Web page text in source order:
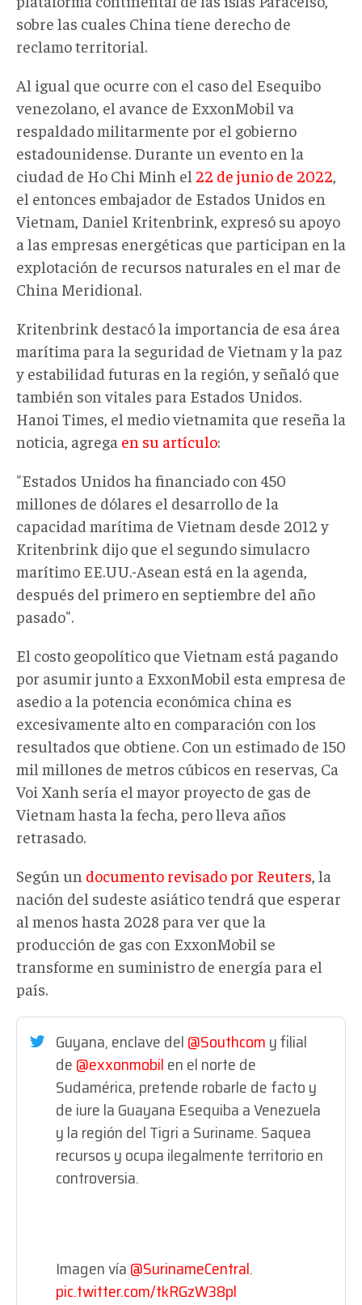
sobre las cuales China tiene derecho de
reclamo territorial.
Al igual que ocurre con el caso del Esequibo
venezolano, el avance de ExxonMobil va
respaldado militarmente por el gobierno
estadounidense. Durante un evento en la
ciudad de Ho Chi Minh el 22 de junio de 2022
el entonces embajador de Estados Unidos en
Vietnam, Daniel Kritenbrink, expresó su apoyo
a las empresas energéticas que participan en la
explotación de recursos naturales en el mar de
China Meridional.
Kritenbrink destacó la importancia de esa área
marítima para la seguridad de Vietnam y la paz
y estabilidad futuras en la región, y señaló que
también son vitales para Estados Unidos.
Hanoi Times, el medio vietnamita que reseña la
noticia, agrega en su artículo:
"Estados Unidos ha financiado con 450
millones de dólares el desarrollo de la
capacidad marítima de Vietnam desde 2012 y
Kritenbrink dijo que el segundo simulacro
marítimo EE.UU.-Asean está en la agenda,
después del primero en septiembre del año
pasado".
El costo geopolítico que Vietnam está pagando
por asumir junto a ExxonMobil esta empresa de
asedio a la potencia económica china es
excesivamente alto en comparación con los
resultados que obtiene. Con un estimado de 150
mil millones de metros cúbicos en reservas, Ca
Voi Xanh sería el mayor proyecto de gas de
Vietnam hasta la fecha, pero lleva años
retrasado.
Según un documento revisado por Reuters , la
nación del sudeste asiático tendrá que esperar
al menos hasta 2028 para ver que la
producción de gas con ExxonMobil se
transforme en suministro de energía para el
país.
Guyana, enclave del@Southcomy filial
de@exxonmobilen el norte de
Sudamérica, pretende robarle de facto y
de iure la Guayana Esequiba a Venezuela
y la región del Tigri a Suriname. Saquea
recursos y ocupa ilegalmente territorio en
controversia.
Imagen vía@SurinameCentral.
pic.twitter.com/tkRGzW38pl